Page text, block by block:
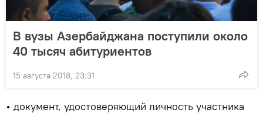
В вузы Азербайджана поступили около
40 тысяч абитуриентов
15 августа 2018, 23:31
• документ, удостоверяющий личность участника